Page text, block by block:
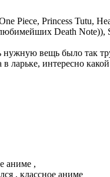
Piece, Princess Tutu,
Death Note)),
вещь было так
ларьке, интересно
аниме ,
, классное аниме